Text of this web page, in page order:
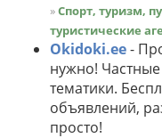
»Спорт, туризм,
туристические
Okidoki.ee-
нужно!
тематики.
объявлений,
просто!